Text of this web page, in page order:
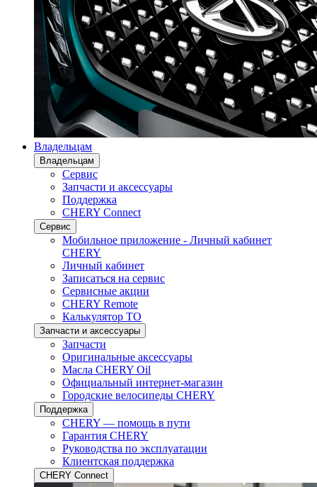
Владельцам
Владельцам
Сервис
Запчасти и аксессуары
Поддержка
CHERY Connect
Сервис
Мобильное приложение - Личный кабинет
CHERY
Личный кабинет
Записаться на сервис
Сервисные акции
CHERY Remote
Калькулятор ТО
Запчасти и аксессуары
Запчасти
Оригинальные аксессуары
Масла CHERY Oil
Официальный интернет-магазин
Городские велосипеды CHERY
Поддержка
CHERY — помощь в пути
Гарантия CHERY
Руководства по эксплуатации
Клиентская поддержка
CHERY Connect